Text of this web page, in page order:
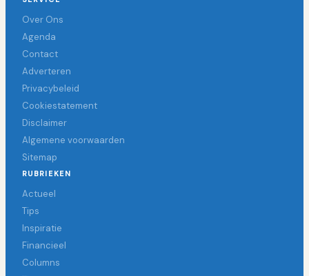
Over Ons
Agenda
Contact
Adverteren
Privacybeleid
Cookiestatement
Disclaimer
Algemene voorwaarden
Sitemap
RUBRIEKEN
Actueel
Tips
Inspiratie
Financieel
Columns